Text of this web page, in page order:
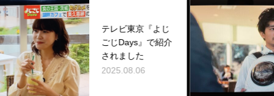
テレビ東京『よじ
ごじDays』で紹介
されました
2025.08.06
東
『季
ロケ
た。